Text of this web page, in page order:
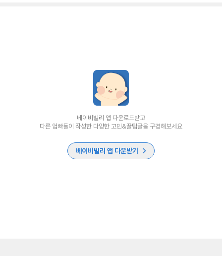
베이비빌리 앱 다운로드받고
다른 엄빠들이 작성한 다양한 고민&꿀팁글을 구경해보세요
베이비빌리 앱 다운받기